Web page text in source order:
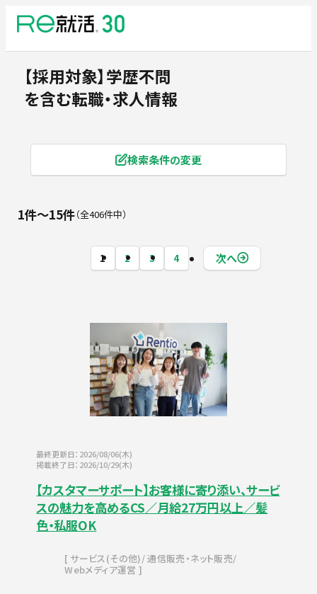
【採用対象】学歴不問
を含む転職・求人情報
検索条件の変更
1 2 3 4 次へ
1件〜15件 全406件中
最終更新日：2026/08/06(木)
掲載終了日：2026/10/29(木)
【カスタマーサポート】お客様に寄り添い、サービ
スの魅力を高めるCS／月給27万円以上／髪
色・私服OK
サービス(その他) 通信販売・ネット販売
Webメディア運営